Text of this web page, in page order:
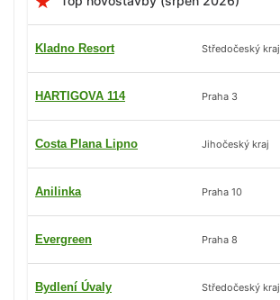
Kladno Resort Středočeský kraj
HARTIGOVA 114 Praha 3
Costa Plana Lipno Jihočeský kraj
Anilinka Praha 10
Evergreen Praha 8
Bydlení Úvaly Středočeský kraj